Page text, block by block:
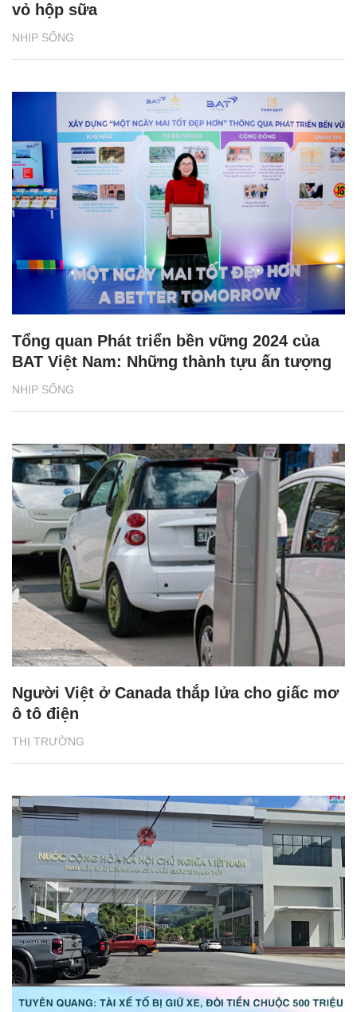
NHỊP SỐNG
vỏ hộp sữa
NHỊP SỐNG
Tổng quan Phát triển bền vững 2024 của
BAT Việt Nam: Những thành tựu ấn tượng
THỊ TRƯỜNG
Người Việt ở Canada thắp lửa cho giấc mơ
ô tô điện